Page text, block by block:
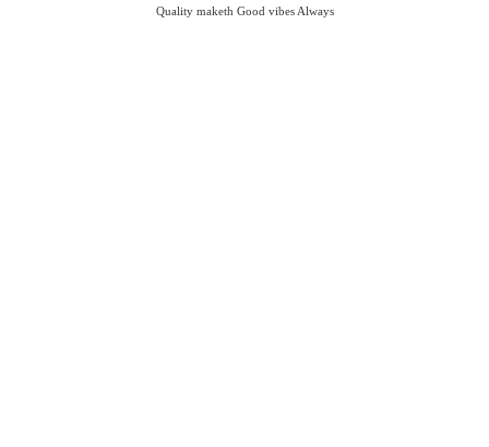
Quality maketh Good vibes Always